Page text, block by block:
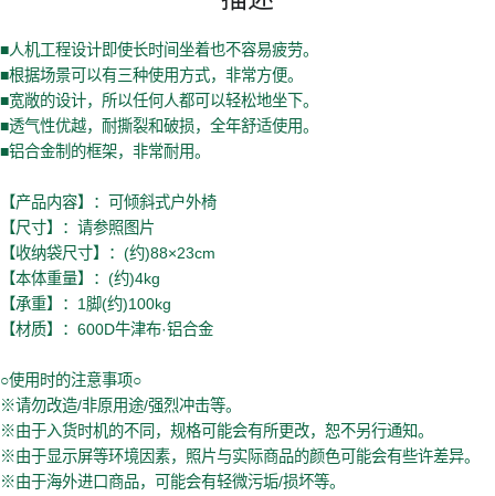
■人机工程设计即使长时间坐着也不容易疲劳。
■根据场景可以有三种使用方式，非常方便。
■宽敞的设计，所以任何人都可以轻松地坐下。
■透气性优越，耐撕裂和破损，全年舒适使用。
■铝合金制的框架，非常耐用。
【产品内容】：可倾斜式户外椅
【尺寸】：请参照图片
【收纳袋尺寸】：(约)88×23cm
【本体重量】：(约)4kg
【承重】：1脚(约)100kg
【材质】：600D牛津布·铝合金
○使用时的注意事项○
※请勿改造/非原用途/强烈冲击等。
※由于入货时机的不同，规格可能会有所更改，恕不另行通知。
※由于显示屏等环境因素，照片与实际商品的颜色可能会有些许差异。
※由于海外进口商品，可能会有轻微污垢/损坏等。